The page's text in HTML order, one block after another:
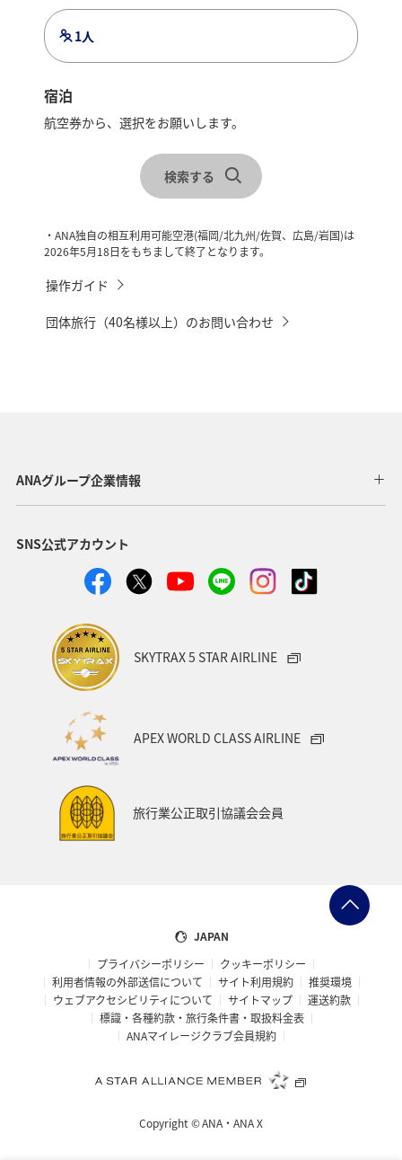
1人
宿泊
航空券から、選択をお願いします。
宿泊地を選択
チェックイン・チェックアウトを選択
検索する
・ANA独自の相互利用可能空港(福岡/北九州/佐賀、広島/岩国)は
2026年5月18日をもちまして終了となります。
操作ガイド
団体旅行（40名様以上）のお問い合わせ
ANAグループ企業情報
SNS公式アカウント
SKYTRAX 5 STAR AIRLINE
APEX WORLD CLASS AIRLINE
旅行業公正取引協議会会員
JAPAN
プライバシーポリシー
クッキーポリシー
利用者情報の外部送信について
サイト利用規約
推奨環境
ウェブアクセシビリティについて
サイトマップ
運送約款
標識・各種約款・旅行条件書・取扱料金表
ANAマイレージクラブ会員規約
Copyright ©ANA・ANA X